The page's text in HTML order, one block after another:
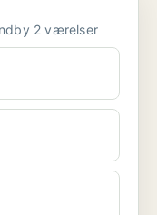
Andelsbolig til salg i 9400 Nørresundby 2 værelser